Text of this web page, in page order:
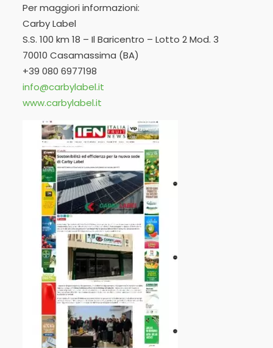
Per maggiori informazioni:
Carby Label
S.S. 100 km 18 – Il Baricentro – Lotto 2 Mod. 3
70010 Casamassima (BA)
+39 080 6977198
info@carbylabel.it
www.carbylabel.it